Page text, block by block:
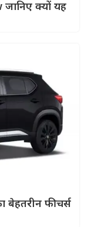
क्यों यह
फीचर्स